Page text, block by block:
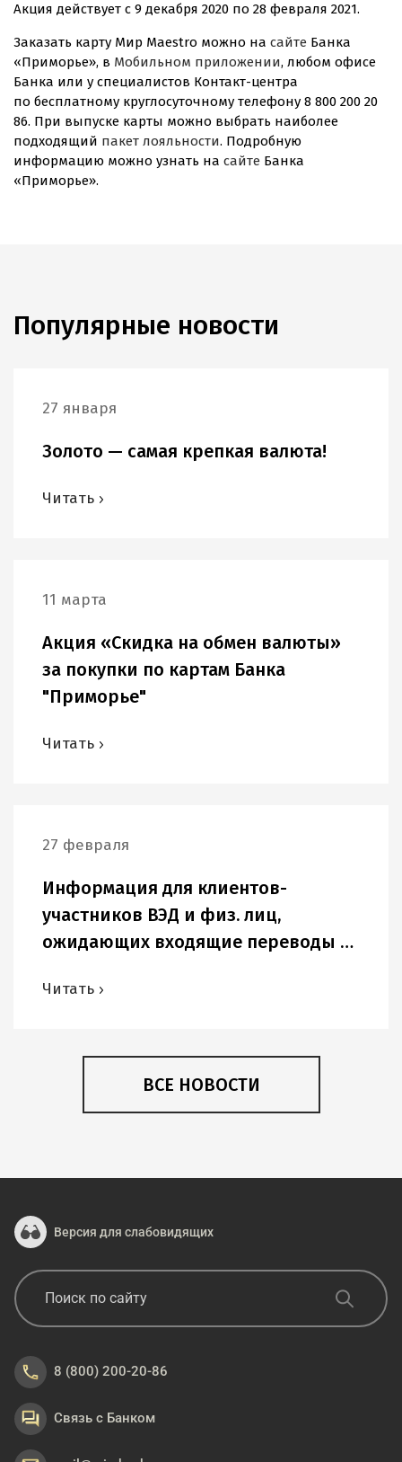
Акция действует с 9 декабря 2020 по 28 февраля 2021.
Заказать карту Мир Maestro можно на сайте Банка
«Приморье», в Мобильном приложении, любом офисе
Банка или у специалистов Контакт-центра
по бесплатному круглосуточному телефону 8 800 200 20
86. При выпуске карты можно выбрать наиболее
подходящий пакет лояльности. Подробную
информацию можно узнать на сайте Банка
«Приморье».
Популярные новости
27 января
Золото — самая крепкая валюта!
Читать
11 марта
Акция «Скидка на обмен валюты»
за покупки по картам Банка
"Приморье"
Читать
27 февраля
Информация для клиентов-
участников ВЭД и физ. лиц,
ожидающих входящие переводы в
Читать
ВСЕ НОВОСТИ
Версия для слабовидящих
8 (800) 200-20-86
Связь с Банком